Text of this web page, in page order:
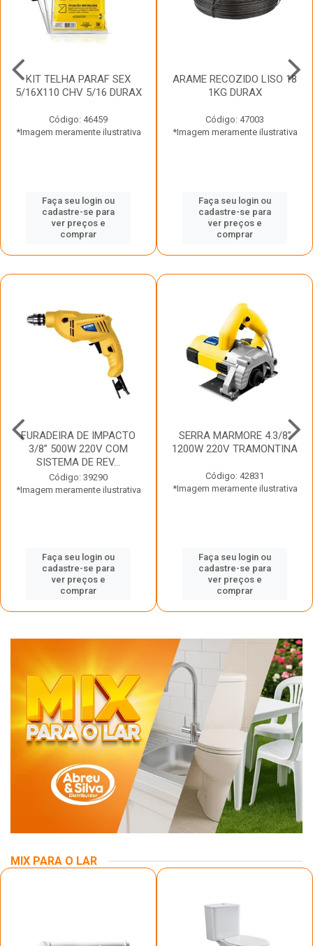
KIT TELHA PARAF SEX
5/16X110 CHV 5/16 DURAX
Código: 46459
*Imagem meramente ilustrativa
Faça seu login ou
cadastre-se para
ver preços e
comprar
ARAME RECOZIDO LISO 18
1KG DURAX
Código: 47003
*Imagem meramente ilustrativa
Faça seu login ou
cadastre-se para
ver preços e
comprar
FURADEIRA DE IMPACTO
3/8” 500W 220V COM
SISTEMA DE REV...
Código: 39290
*Imagem meramente ilustrativa
Faça seu login ou
cadastre-se para
ver preços e
comprar
SERRA MARMORE 4.3/8”
1200W 220V TRAMONTINA
Código: 42831
*Imagem meramente ilustrativa
Faça seu login ou
cadastre-se para
ver preços e
comprar
MIX PARA O LAR